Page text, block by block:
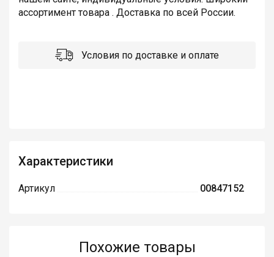
ассортимент товара . Доставка по всей России.
Условия по доставке и оплате
Характеристики
Артикул 00847152
Похожие товары